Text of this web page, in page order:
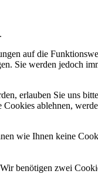
auf die
Sie werden jedoch
erlauben Sie uns
ablehnen,
wie Ihnen keine
benötigen zwei